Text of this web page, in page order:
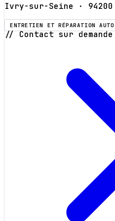
Ivry-sur-Seine · 94200
ENTRETIEN ET RÉPARATION AUTO
// Contact sur demande